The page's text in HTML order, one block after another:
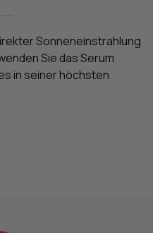
Sonneneinstrahlung
Sie das Serum
in seiner höchsten